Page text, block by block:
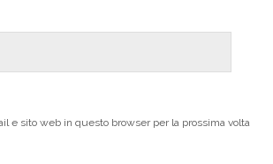
e sito web in questo browser per la prossima volta